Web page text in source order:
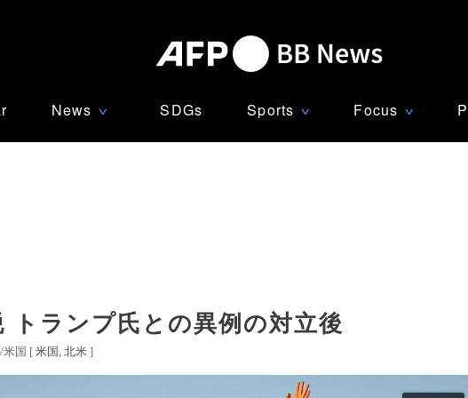
News ∨ SDGs Sports ∨ Focus ∨
トランプ氏との異例の対立後
米国 [ 米国 北米 ]